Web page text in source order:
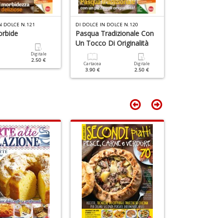
DOLCE N.121
Digitale
2.50 €
DI DOLCE IN DOLCE N.120
Pasqua Tradizionale Con
Un Tocco Di Originalità
Cartacea
3.90 €
Digitale
2.50 €